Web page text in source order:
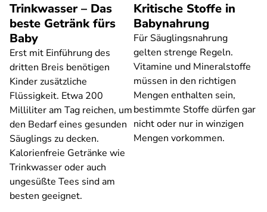
Trinkwasser – Das
beste Getränk fürs
Baby
Erst mit Einführung des
dritten Breis benötigen
Kinder zusätzliche
Flüssigkeit. Etwa 200
Milliliter am Tag reichen, um
den Bedarf eines gesunden
Säuglings zu decken.
Kalorienfreie Getränke wie
Trinkwasser oder auch
ungesüßte Tees sind am
besten geeignet.
Kritische Stoffe in
Babynahrung
Für Säuglingsnahrung
gelten strenge Regeln.
Vitamine und Mineralstoffe
müssen in den richtigen
Mengen enthalten sein,
bestimmte Stoffe dürfen gar
nicht oder nur in winzigen
Mengen vorkommen.